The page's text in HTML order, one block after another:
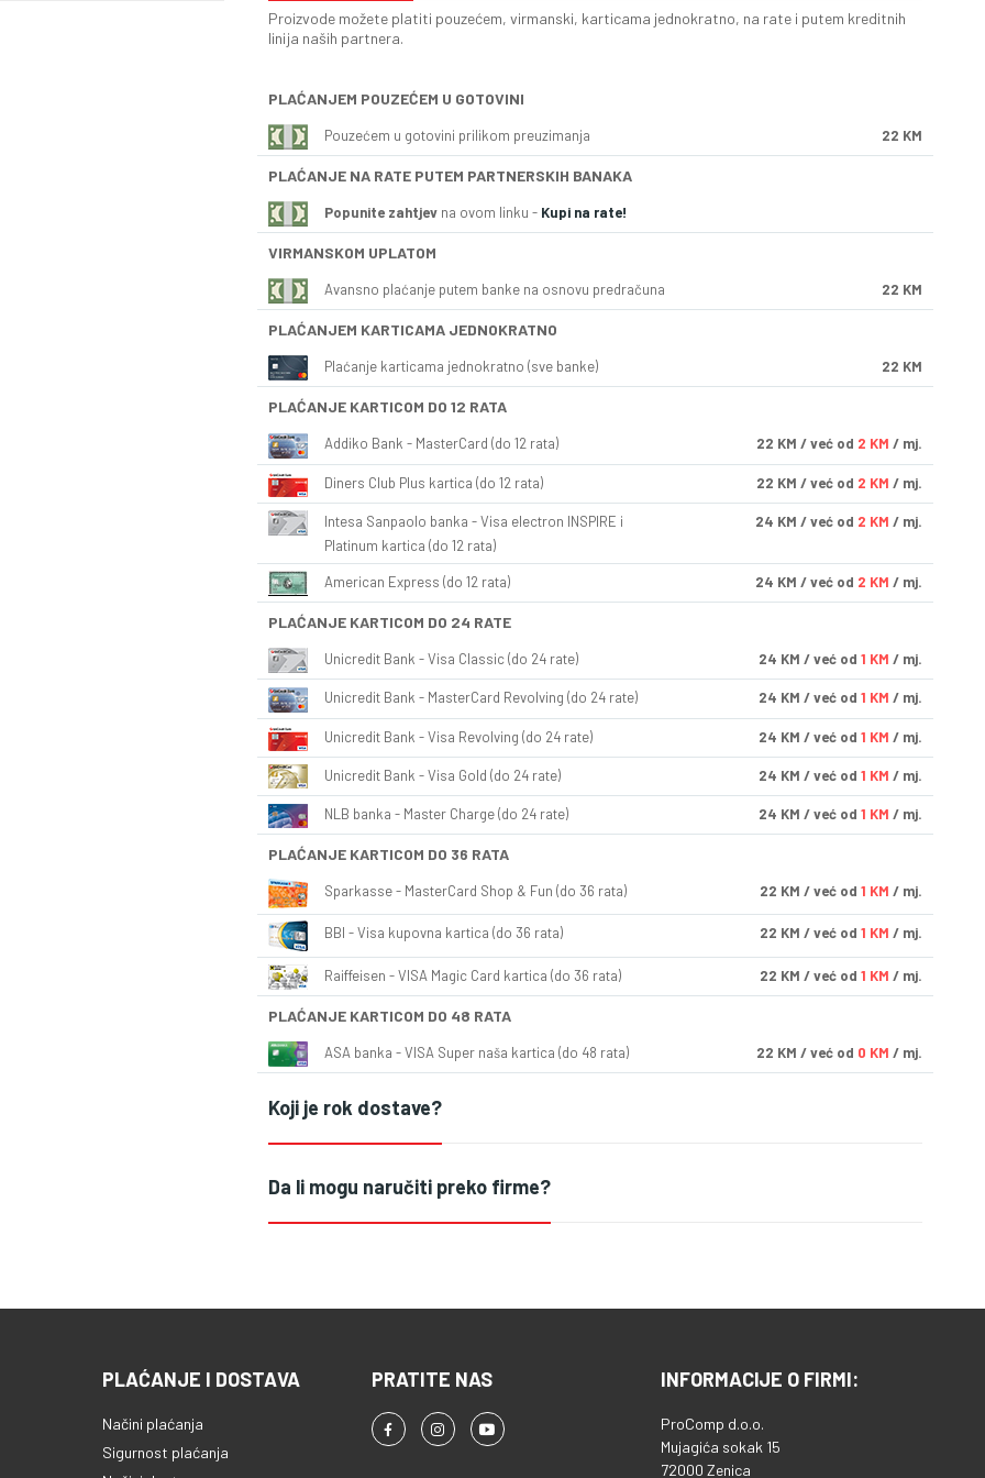
Proizvode možete platiti pouzećem, virmanski, karticama jednokratno, na rate i putem kreditnih
linija naših partnera.
PLAĆANJEM POUZEĆEM U GOTOVINI
Pouzećem u gotovini prilikom preuzimanja 22 KM
PLAĆANJE NA RATE PUTEM PARTNERSKIH BANAKA
Popunite zahtjev na ovom linku - Kupi na rate!
VIRMANSKOM UPLATOM
Avansno plaćanje putem banke na osnovu predračuna 22 KM
PLAĆANJEM KARTICAMA JEDNOKRATNO
Plaćanje karticama jednokratno (sve banke) 22 KM
PLAĆANJE KARTICOM DO 12 RATA
Addiko Bank - MasterCard (do 12 rata) 22 KM / već od 2 KM / mj.
Diners Club Plus kartica (do 12 rata) 22 KM / već od 2 KM / mj.
Intesa Sanpaolo banka - Visa electron INSPIRE i
Platinum kartica (do 12 rata)
24 KM / već od 2 KM / mj.
American Express (do 12 rata) 24 KM / već od 2 KM / mj.
PLAĆANJE KARTICOM DO 24 RATE
Unicredit Bank - Visa Classic (do 24 rate) 24 KM / već od 1 KM / mj.
Unicredit Bank - MasterCard Revolving (do 24 rate) 24 KM / već od 1 KM / mj.
Unicredit Bank - Visa Revolving (do 24 rate) 24 KM / već od 1 KM / mj.
Unicredit Bank - Visa Gold (do 24 rate) 24 KM / već od 1 KM / mj.
NLB banka - Master Charge (do 24 rate) 24 KM / već od 1 KM / mj.
PLAĆANJE KARTICOM DO 36 RATA
Sparkasse - MasterCard Shop & Fun (do 36 rata) 22 KM / već od 1 KM / mj.
BBI - Visa kupovna kartica (do 36 rata) 22 KM / već od 1 KM / mj.
Raiffeisen - VISA Magic Card kartica (do 36 rata) 22 KM / već od 1 KM / mj.
PLAĆANJE KARTICOM DO 48 RATA
ASA banka - VISA Super naša kartica (do 48 rata) 22 KM / već od 0 KM / mj.
Koji je rok dostave?
Da li mogu naručiti preko firme?
PLAĆANJE I DOSTAVA
Načini plaćanja
Sigurnost plaćanja
PRATITE NAS INFORMACIJE O FIRMI:
ProComp d.o.o.
Mujagića sokak 15
72000 Zenica